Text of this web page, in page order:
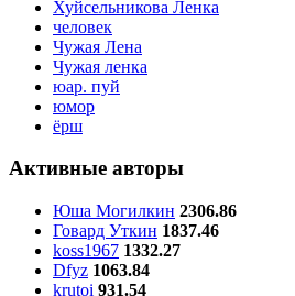
Хуйсельникова Ленка
человек
Чужая Лена
Чужая ленка
юар. пуй
юмор
ёрш
Активные авторы
Юша Могилкин 2306.86
Говард Уткин 1837.46
koss1967 1332.27
Dfyz 1063.84
krutoi 931.54